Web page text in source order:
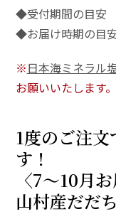
◆受付期間の目安
◆お届け時期の目
※日本海ミネラル
お願いいたします。
1度のご注文
す！
〈7～10月
山村産だだ